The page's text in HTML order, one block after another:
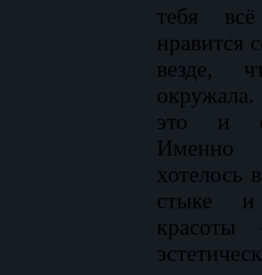
тебя
нравится
везде,
это и
Именно
хотелось
стыке